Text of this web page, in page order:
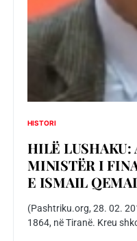
HISTORI
HILË LUSHAKU:
MINISTËR I
E ISMAIL
(Pashtriku.org, 28. 02.
1864, në Tiranë. Kreu